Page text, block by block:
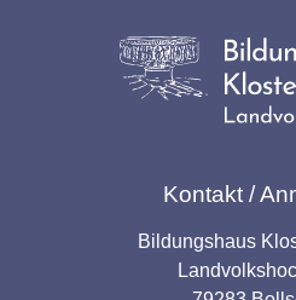
Kontakt /
Bildungshaus